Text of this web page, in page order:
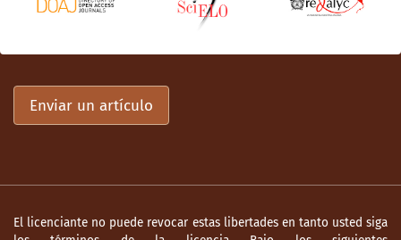
Enviar un artículo
El licenciante no puede revocar estas libertades en tanto usted siga